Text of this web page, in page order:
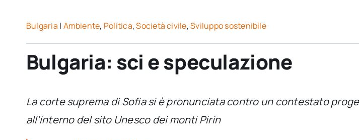
Bulgaria | Ambiente, Politica,Società civile,Sviluppo sostenibile
Bulgaria: sci e speculazione
La corte suprema di Sofia si è pronunciata contro un contestato
all’interno del sito Unesco dei monti Pirin